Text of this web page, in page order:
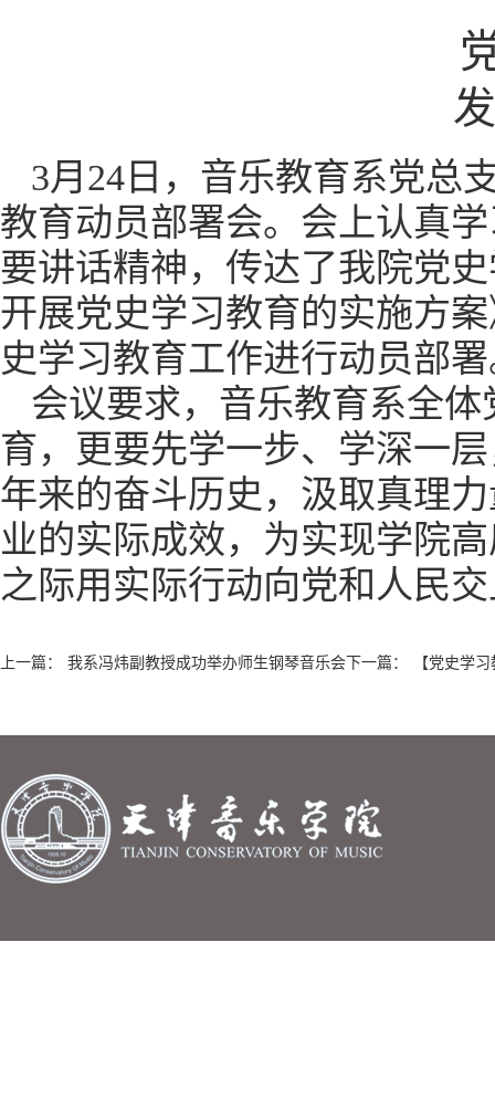
3月24日，音乐教育系党总
教育动员部署会。会上认真
要讲话精神，传达了我院党
开展党史学习教育的实施方
史学习教育工作进行动员部
会议要求，音乐教育系全
育，更要先学一步、学深一
年来的奋斗历史，汲取真理
业的实际成效，为实现学院
之际用实际行动向党和人民
上一篇： 我系冯炜副教授成功举办师生钢琴音乐会 下一篇： 【党史学